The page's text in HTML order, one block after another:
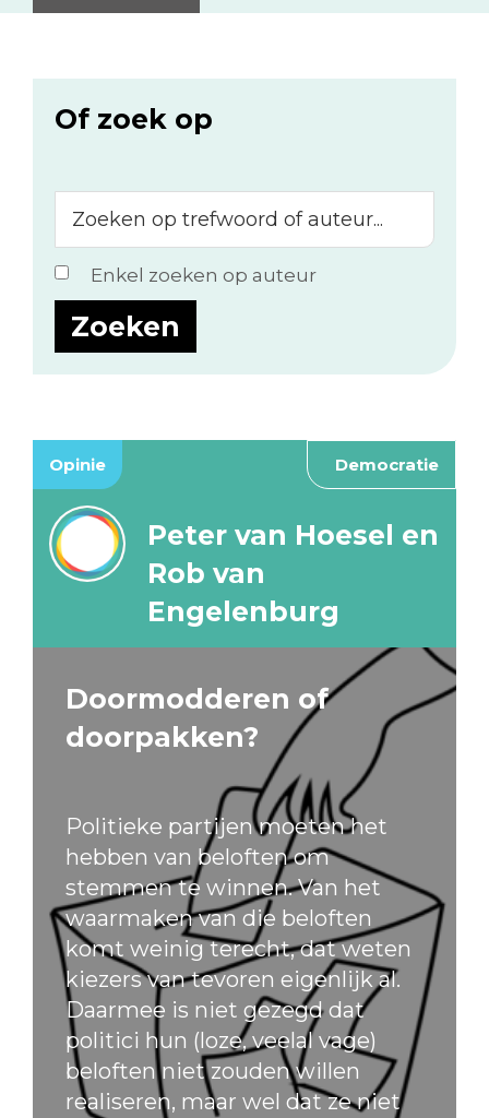
Of zoek op
op
trefwoord
of
auteur...
Enkel zoeken op auteur
Opinie Democratie
Peter van Hoesel en
Rob van
Engelenburg
Doormodderen of
doorpakken?
Politieke partijen moeten het
hebben van beloften om
stemmen te winnen. Van het
waarmaken van die beloften
komt weinig terecht, dat weten
kiezers van tevoren eigenlijk al.
Daarmee is niet gezegd dat
politici hun (loze, veelal vage)
beloften niet zouden willen
realiseren, maar wel dat ze niet